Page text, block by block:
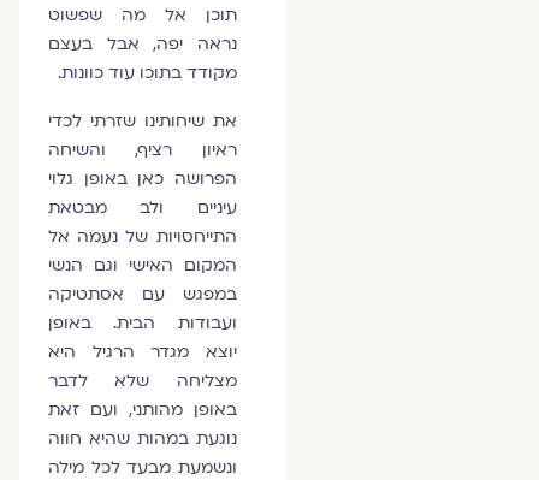
תוכן אל מה שפשוט
נראה יפה, אבל בעצם
מקודד בתוכו עוד כוונות.
את שיחותינו שזרתי לכדי
ראיון רציף, והשיחה
הפרושה כאן באופן גלוי
עיניים ולב מבטאת
התייחסויות של נעמה אל
המקום האישי וגם הנשי
במפגש עם אסתטיקה
ועבודות הבית. באופן
יוצא מגדר הרגיל היא
מצליחה שלא לדבר
באופן מהותני, ועם זאת
נוגעת במהות שהיא חווה
ונשמעת מבעד לכל מילה